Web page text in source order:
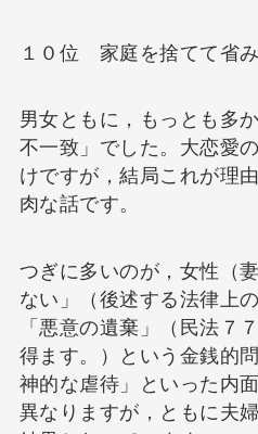
１０位 家庭を捨てて省
男女ともに，もっとも多
不一致」でした。大恋愛
けですが，結局これが理
肉な話です。
つぎに多いのが，女性（
ない」（後述する法律上
「悪意の遺棄」（民法７
得ます。）という金銭的
神的な虐待」といった内
異なりますが，ともに夫